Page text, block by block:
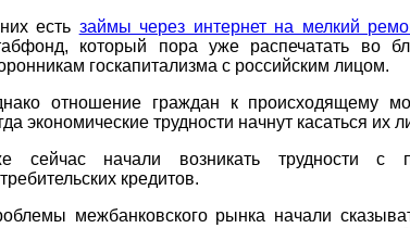
есть займы через интернет на мелкий
который пора уже распечатать во
госкапитализма с российским лицом.
отношение граждан к происходящему
экономические трудности начнут касаться их
сейчас начали возникать трудности с
кредитов.
межбанковского рынка начали